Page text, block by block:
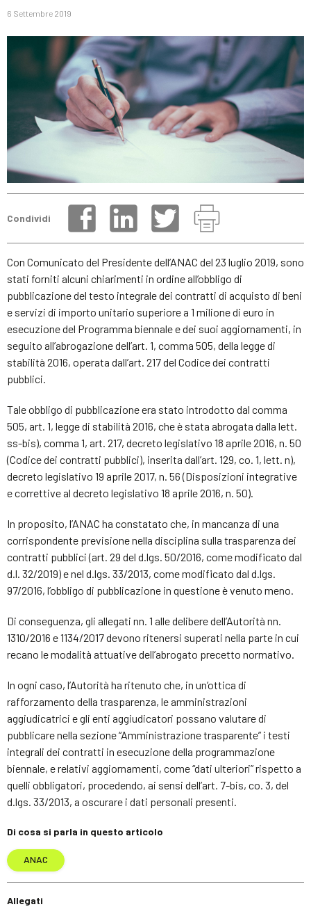
6 Settembre 2019
Condividi
Con Comunicato del Presidente dell’ANAC del 23 luglio 2019, sono
stati forniti alcuni chiarimenti in ordine all’obbligo di
pubblicazione del testo integrale dei contratti di acquisto di beni
e servizi di importo unitario superiore a 1 milione di euro in
esecuzione del Programma biennale e dei suoi aggiornamenti, in
seguito all’abrogazione dell’art. 1, comma 505, della legge di
stabilità 2016, operata dall’art. 217 del Codice dei contratti
pubblici.
Tale obbligo di pubblicazione era stato introdotto dal comma
505, art. 1, legge di stabilità 2016, che è stata abrogata dalla lett.
ss-bis), comma 1, art. 217, decreto legislativo 18 aprile 2016, n. 50
(Codice dei contratti pubblici), inserita dall’art. 129, co. 1, lett. n),
decreto legislativo 19 aprile 2017, n. 56 (Disposizioni integrative
e correttive al decreto legislativo 18 aprile 2016, n. 50).
In proposito, l’ANAC ha constatato che, in mancanza di una
corrispondente previsione nella disciplina sulla trasparenza dei
contratti pubblici (art. 29 del d.lgs. 50/2016, come modificato dal
d.l. 32/2019) e nel d.lgs. 33/2013, come modificato dal d.lgs.
97/2016, l’obbligo di pubblicazione in questione è venuto meno.
Di conseguenza, gli allegati nn. 1 alle delibere dell’Autorità nn.
1310/2016 e 1134/2017 devono ritenersi superati nella parte in cui
recano le modalità attuative dell’abrogato precetto normativo.
In ogni caso, l’Autorità ha ritenuto che, in un’ottica di
rafforzamento della trasparenza, le amministrazioni
aggiudicatrici e gli enti aggiudicatori possano valutare di
pubblicare nella sezione “Amministrazione trasparente” i testi
integrali dei contratti in esecuzione della programmazione
biennale, e relativi aggiornamenti, come “dati ulteriori” rispetto a
quelli obbligatori, procedendo, ai sensi dell’art. 7-bis, co. 3, del
d.lgs. 33/2013, a oscurare i dati personali presenti.
Di cosa si parla in questo articolo
ANAC
Allegati